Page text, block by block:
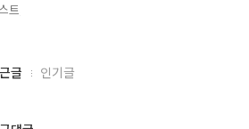
트,
글 인기글